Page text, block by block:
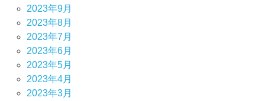
2023年9月
2023年8月
2023年7月
2023年6月
2023年5月
2023年4月
2023年3月